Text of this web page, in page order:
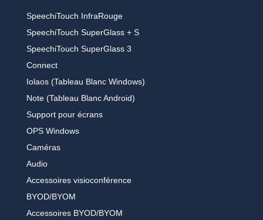
SpeechiTouch InfraRouge
SpeechiTouch SuperGlass + S
SpeechiTouch SuperGlass 3
Connect
Iolaos (Tableau Blanc Windows)
Note (Tableau Blanc Android)
Support pour écrans
OPS Windows
Caméras
Audio
Accessoires visioconférence
BYOD/BYOM
Accessoires BYOD/BYOM